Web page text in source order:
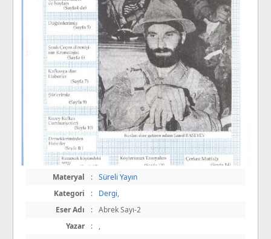
Materyal : Süreli Yayın
Kategori
: Dergi,
Eser Adı
: Abrek Sayı-2
Yazar
:
,